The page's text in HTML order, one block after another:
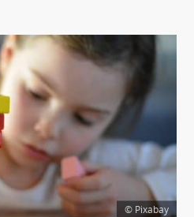
© Pixabay